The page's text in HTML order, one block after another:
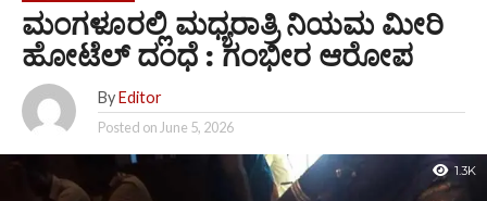
ಮಂಗಳೂರಲ್ಲಿ ಮಧ್ಯರಾತ್ರಿ ನಿಯಮ ಮೀರಿ
ಹೋಟೆಲ್ ದಂಧೆ : ಗಂಭೀರ ಆರೋಪ
By Editor
Posted onJune 5, 2026
1.3K